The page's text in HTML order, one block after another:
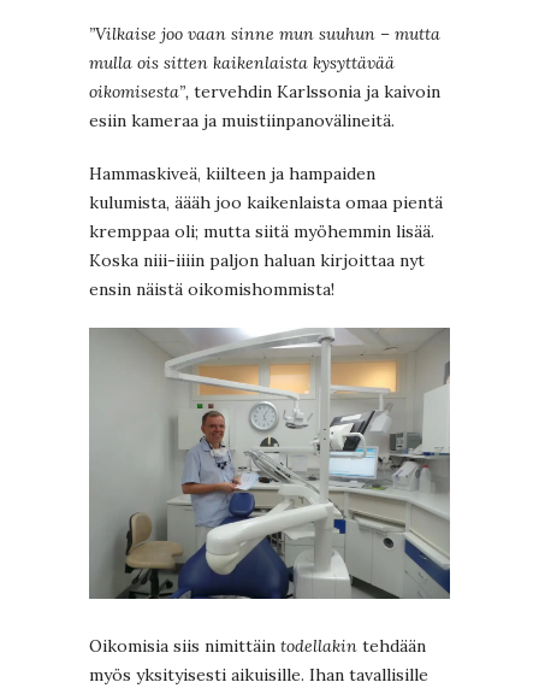
”Vilkaise joo vaan sinne mun suuhun – mutta
mulla ois sitten kaikenlaista kysyttävää
oikomisesta”, tervehdin Karlssonia ja kaivoin
esiin kameraa ja muistiinpanovälineitä.
Hammaskiveä, kiilteen ja hampaiden
kulumista, äääh joo kaikenlaista omaa pientä
kremppaa oli; mutta siitä myöhemmin lisää.
Koska niii-iiiin paljon haluan kirjoittaa nyt
ensin näistä oikomishommista!
Oikomisia siis nimittäin todellakin tehdään
myös yksityisesti aikuisille. Ihan tavallisille